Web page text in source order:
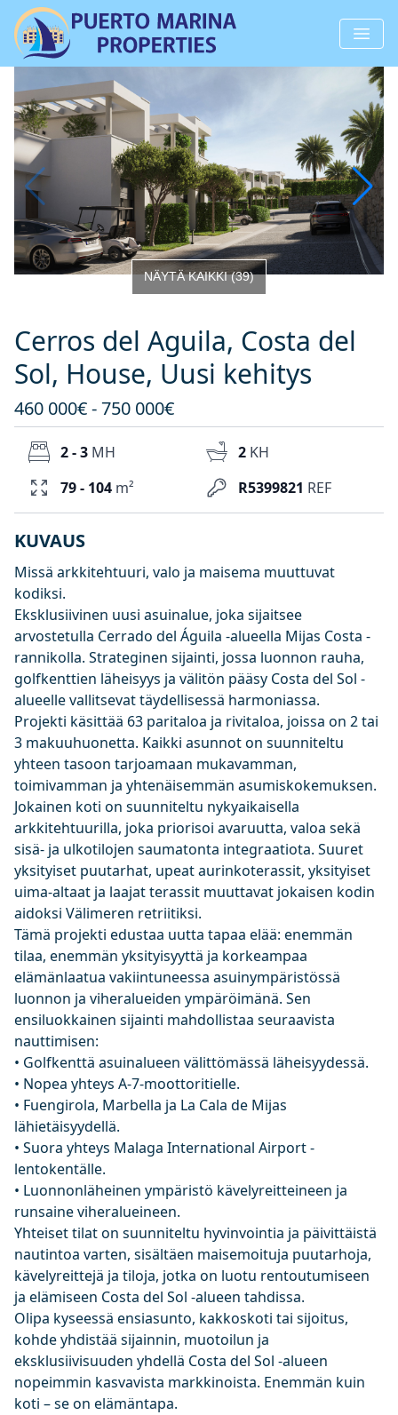
NÄYTÄ KAIKKI(39)
Cerros del Aguila, Costa del
Sol, House, Uusi kehitys
460 000€ - 750 000€
R5399821 REF
2 - 3 MH 2 KH
79 - 104 m²
KUVAUS
Missä arkkitehtuuri, valo ja maisema muuttuvat
kodiksi.
Eksklusiivinen uusi asuinalue, joka sijaitsee
arvostetulla Cerrado del Águila -alueella Mijas Costa -
rannikolla. Strateginen sijainti, jossa luonnon rauha,
golfkenttien läheisyys ja välitön pääsy Costa del Sol -
alueelle vallitsevat täydellisessä harmoniassa.
Projekti käsittää 63 paritaloa ja rivitaloa, joissa on 2 tai
3 makuuhuonetta. Kaikki asunnot on suunniteltu
yhteen tasoon tarjoamaan mukavamman,
toimivamman ja yhtenäisemmän asumiskokemuksen.
Jokainen koti on suunniteltu nykyaikaisella
arkkitehtuurilla, joka priorisoi avaruutta, valoa sekä
sisä- ja ulkotilojen saumatonta integraatiota. Suuret
yksityiset puutarhat, upeat aurinkoterassit, yksityiset
uima-altaat ja laajat terassit muuttavat jokaisen kodin
aidoksi Välimeren retriitiksi.
Tämä projekti edustaa uutta tapaa elää: enemmän
tilaa, enemmän yksityisyyttä ja korkeampaa
elämänlaatua vakiintuneessa asuinympäristössä
luonnon ja viheralueiden ympäröimänä. Sen
ensiluokkainen sijainti mahdollistaa seuraavista
nauttimisen:
• Golfkenttä asuinalueen välittömässä läheisyydessä.
• Nopea yhteys A-7-moottoritielle.
• Fuengirola, Marbella ja La Cala de Mijas
lähietäisyydellä.
• Suora yhteys Malaga International Airport -
lentokentälle.
• Luonnonläheinen ympäristö kävelyreitteineen ja
runsaine viheralueineen.
Yhteiset tilat on suunniteltu hyvinvointia ja päivittäistä
nautintoa varten, sisältäen maisemoituja puutarhoja,
kävelyreittejä ja tiloja, jotka on luotu rentoutumiseen
ja elämiseen Costa del Sol -alueen tahdissa.
Olipa kyseessä ensiasunto, kakkoskoti tai sijoitus,
kohde yhdistää sijainnin, muotoilun ja
eksklusiivisuuden yhdellä Costa del Sol -alueen
nopeimmin kasvavista markkinoista. Enemmän kuin
koti – se on elämäntapa.